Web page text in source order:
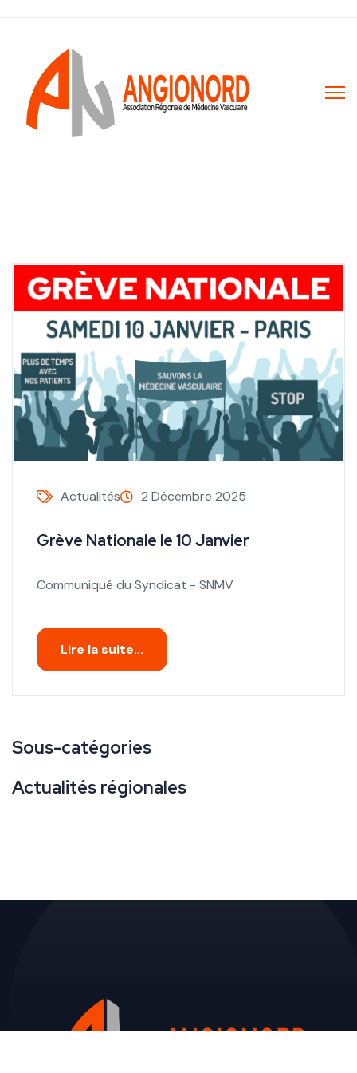
Grève Nationale le 10 Janvier
Actualités 2 Décembre 2025
Communiqué du Syndicat - SNMV
Lire la suite...
Sous-catégories
Actualités régionales